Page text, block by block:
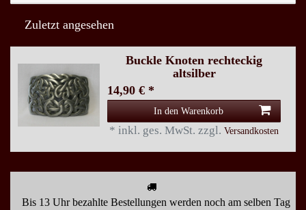
Zuletzt angesehen
Buckle Knoten rechteckig
altsilber
14,90 € *
In den Warenkorb
* inkl. ges. MwSt. zzgl. Versandkosten
Bis 13 Uhr bezahlte Bestellungen werden noch am selben Tag